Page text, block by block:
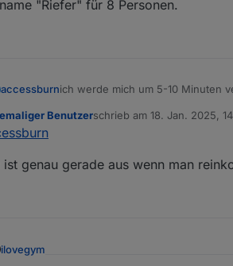
"Riefer" für 8 Personen.
accessburnich werde mich um 5-10 Minuten
Benutzerschrieb am 18. Jan. 2025,
zuletzt editiert von
ist genau gerade aus wenn man
ilovegym